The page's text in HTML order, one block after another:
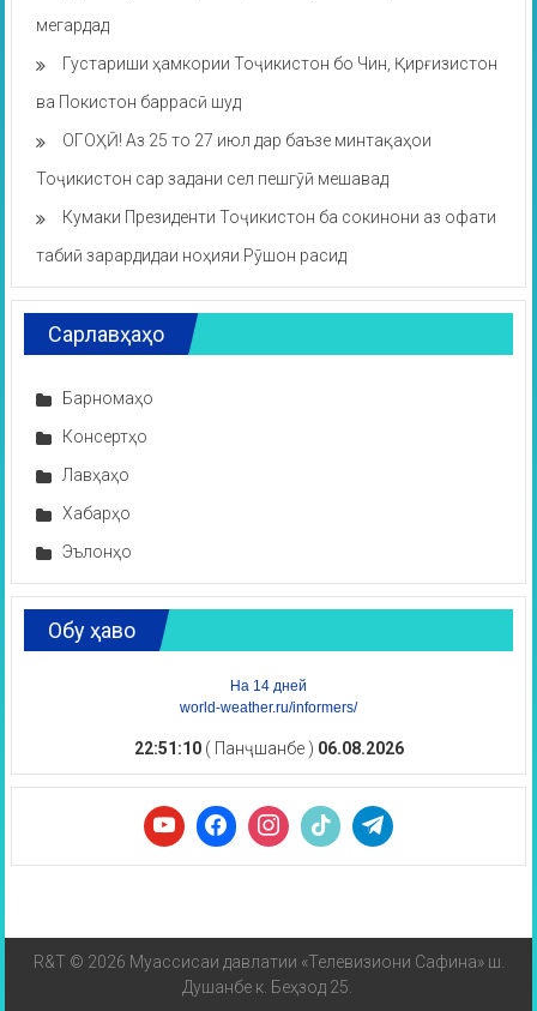
мегардад
Густариши ҳамкории Тоҷикистон бо Чин, Қирғизистон
ва Покистон баррасӣ шуд
ОГОҲӢ! Аз 25 то 27 июл дар баъзе минтақаҳои
Тоҷикистон сар задани сел пешгӯӣ мешавад
Кумаки Президенти Тоҷикистон ба сокинони аз офати
табиӣ зарардидаи ноҳияи Рӯшон расид
Сарлавҳаҳо
Барномаҳо
Консертҳо
Лавҳаҳо
Хабарҳо
Эълонҳо
Обу ҳаво
На 14 дней
world-weather.ru/informers/
22:51:10( Панҷшанбе ) 06.08.2026
R&T © 2026 Муассисаи давлатии «Телевизиони Сафина» ш.
Душанбе к. Беҳзод 25.